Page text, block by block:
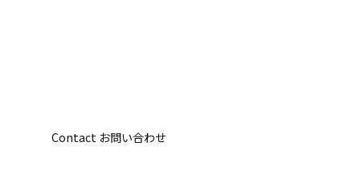
Contact お問い合わせ